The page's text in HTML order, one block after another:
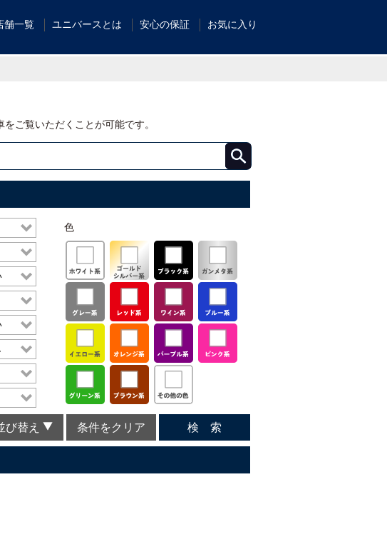
舗一覧 ユニバースとは 安心の保証 お気に入り
ご覧いただくことが可能です。
色
び替え 条件をクリア 検 索